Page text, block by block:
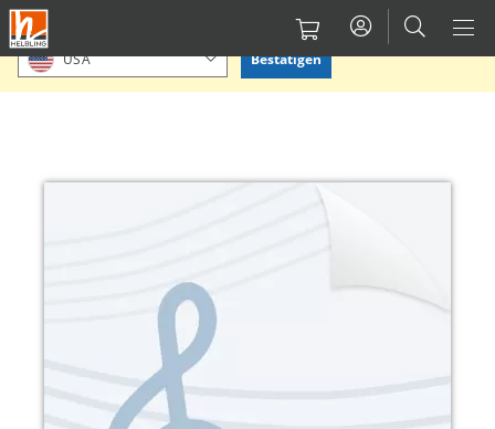
Direkt
zum
Inhalt
Bitte Standort bestätigen oder einen anderen auswählen.
USA Bestätigen